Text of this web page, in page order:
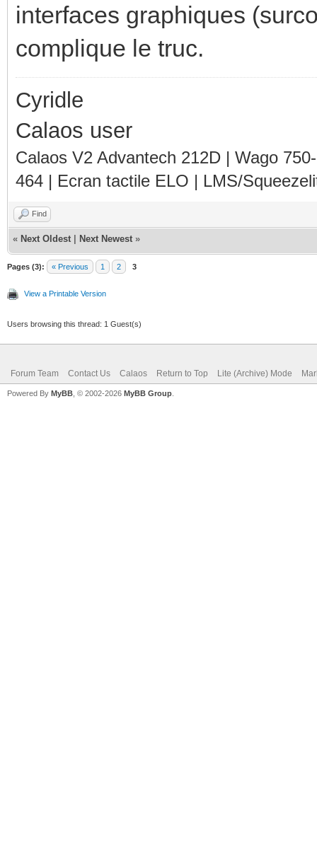
interfaces graphiques
complique le truc.
Cyridle
Calaos user
Calaos V2 Advantech 212D | Wago
464 | Ecran tactile ELO | LMS/
Find
« Next Oldest Next Newest »
Pages (3): « Previous 1 2 3
View a Printable Version
Users browsing this thread: 1 Guest(s)
Forum Team Contact Us Calaos Return to Top Lite (Archive) Mode
Powered By MyBB , © 2002-2026 MyBB Group